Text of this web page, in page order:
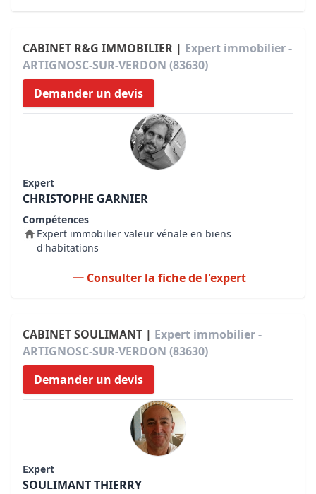
CABINET R&G IMMOBILIER | Expert immobilier -
ARTIGNOSC-SUR-VERDON (83630)
Demander un devis
Expert
CHRISTOPHE GARNIER
Compétences
Expert immobilier valeur vénale en biens
d'habitations
Consulter la fiche de l'expert
CABINET SOULIMANT | Expert immobilier -
ARTIGNOSC-SUR-VERDON (83630)
Demander un devis
Expert
SOULIMANT THIERRY